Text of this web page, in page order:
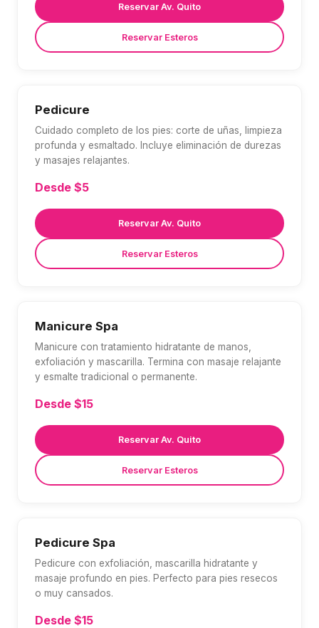
Reservar Av. Quito
Reservar Esteros
Pedicure
Cuidado completo de los pies: corte de uñas, limpieza
profunda y esmaltado. Incluye eliminación de durezas
y masajes relajantes.
Desde $5
Reservar Av. Quito
Reservar Esteros
Manicure Spa
Manicure con tratamiento hidratante de manos,
exfoliación y mascarilla. Termina con masaje relajante
y esmalte tradicional o permanente.
Desde $15
Reservar Av. Quito
Reservar Esteros
Pedicure Spa
Pedicure con exfoliación, mascarilla hidratante y
masaje profundo en pies. Perfecto para pies resecos
o muy cansados.
Desde $15